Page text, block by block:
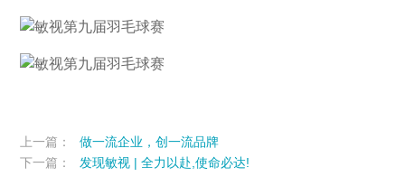
上一篇：
做一流企业，创一流品牌
下一篇：
发现敏视 | 全力以赴,使命必达!